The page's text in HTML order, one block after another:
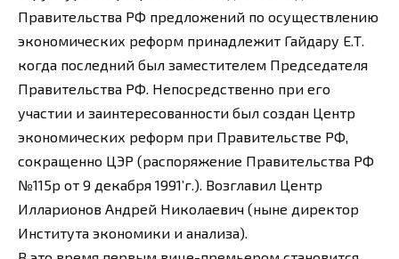
Правительства РФ предложений по осуществлению
экономических peфopм принадлежит Гайдару Е.Т.
когда последний был заместителем Председателя
Правительства РФ. Непосредственно при его
участии и заинтересованности был создан Центр
экономических реформ при Правительстве РФ,
сокращенно ЦЭР (распоряжение Правительства РФ
№115р от 9 декабря 1991’г.). Возглавил Центр
Илларионов Андрей Николаевич (ныне директор
Института экономики и анализа).